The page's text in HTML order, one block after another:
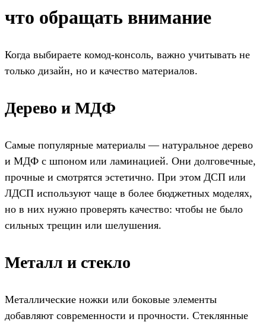
что обращать внимание
Когда выбираете комод-консоль, важно учитывать не
только дизайн, но и качество материалов.
Дерево и МДФ
Самые популярные материалы — натуральное дерево
и МДФ с шпоном или ламинацией. Они долговечные,
прочные и смотрятся эстетично. При этом ДСП или
ЛДСП используют чаще в более бюджетных моделях,
но в них нужно проверять качество: чтобы не было
сильных трещин или шелушения.
Металл и стекло
Металлические ножки или боковые элементы
добавляют современности и прочности. Стеклянные